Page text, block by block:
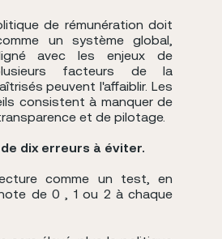
de rémunération doit
un système global,
avec les enjeux de
facteurs de la
peuvent l'affaiblir. Les
consistent à manquer de
et de pilotage.
dix erreurs à éviter.
comme un test, en
de 0 , 1 ou 2 à chaque